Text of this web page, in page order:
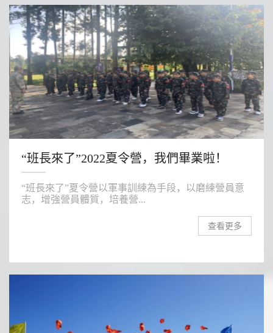
“班長來了”2022夏令營，我們畢業啦！
“班長來了”夏令營以軍事訓練為手段，以磨練營員意
志，增強營員體質，培養營...
查看更多